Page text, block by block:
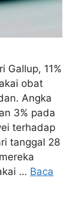
Gallup, 11%
obat
Angka
3% pada
terhadap
tanggal 28
… Baca